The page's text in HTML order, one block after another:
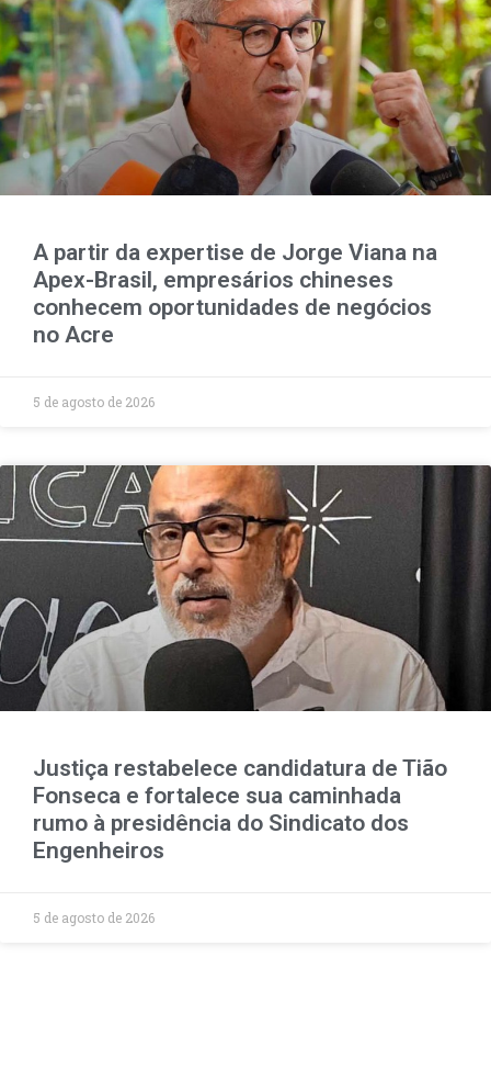
A partir da expertise de Jorge Viana na
Apex-Brasil, empresários chineses
conhecem oportunidades de negócios
no Acre
5 de agosto de 2026
Justiça restabelece candidatura de Tião
Fonseca e fortalece sua caminhada
rumo à presidência do Sindicato dos
Engenheiros
5 de agosto de 2026